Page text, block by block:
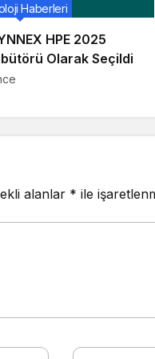
HPE 2025
Olarak Seçildi
Haberleri
alanlar * ile